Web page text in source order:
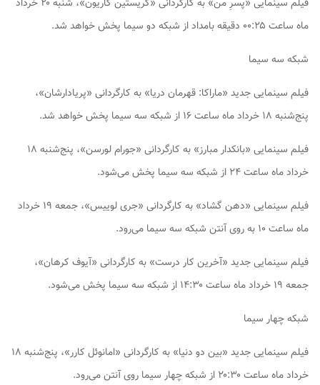
فیلم سینمایی «پسرِ من» به کارگردانی «کریستین کاریون»، شنبه ۲۰ خرداد
ماه ساعت ۰۰:۲۵ دقیقه بامداد از شبکه دو سیما پخش خواهد شد.
شبکه سه سیما
فیلم سینمایی جدید «ماراکا: قهرمان دریا» به کارگردانی «پریادارشان»،
پنج‌شنبه ۱۸ خرداد ماه ساعت ۱۶ از شبکه سه سیما پخش خواهد شد.
فیلم سینمایی «بانکدار مبارز» به کارگردانی «جورام لورسن»، پنج‌شنبه ۱۸
خرداد ماه ساعت ۲۴ از شبکه سه سیما پخش می‌شود.
فیلم سینمایی «دهن گشاد» به کارگردانی «جری لوییس»، جمعه ۱۹ خرداد
ماه ساعت ۱۰ به روی آنتن شبکه سه سیما می‌رود.
فیلم سینمایی جدید «آخرین کار درست» به کارگردانی «آیوف کرهان»،
جمعه ۱۹ خرداد ماه ساعت ۱۴:۳۰ از شبکه سه سیما پخش می‌شود.
شبکه چهار سیما
فیلم سینمایی جدید «بین دو دنیا» به کارگردانی «امانوئل کارر»، پنج‌شنبه ۱۸
خرداد ماه ساعت ۲۰:۳۰ از شبکه چهار سیما روی آنتن می‌رود.